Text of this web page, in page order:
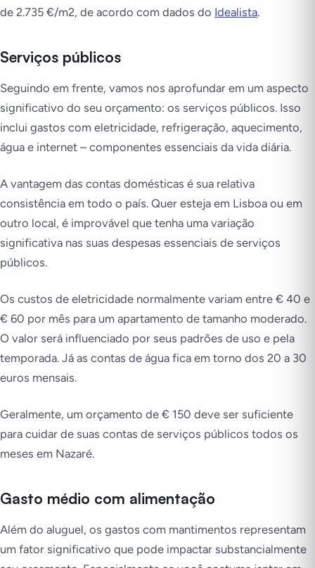
de 2.735 €/m2, de acordo com dados do Idealista.
Serviços públicos
Seguindo em frente, vamos nos aprofundar em um aspecto
significativo do seu orçamento: os serviços públicos. Isso
inclui gastos com eletricidade, refrigeração, aquecimento,
água e internet – componentes essenciais da vida diária.
A vantagem das contas domésticas é sua relativa
consistência em todo o país. Quer esteja em Lisboa ou em
outro local, é improvável que tenha uma variação
significativa nas suas despesas essenciais de serviços
públicos.
Os custos de eletricidade normalmente variam entre € 40 e
€ 60 por mês para um apartamento de tamanho moderado.
O valor será influenciado por seus padrões de uso e pela
temporada. Já as contas de água fica em torno dos 20 a 30
euros mensais.
Geralmente, um orçamento de € 150 deve ser suficiente
para cuidar de suas contas de serviços públicos todos os
meses em Nazaré.
Gasto médio com alimentação
Além do aluguel, os gastos com mantimentos representam
um fator significativo que pode impactar substancialmente